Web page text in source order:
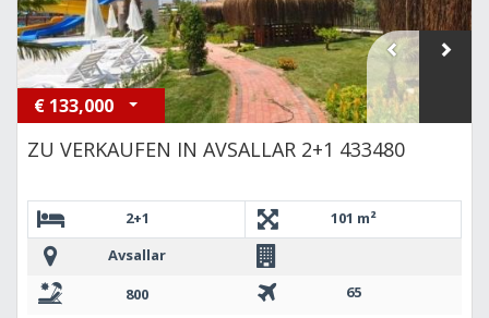
€ 133,000
ZU VERKAUFEN IN AVSALLAR 2+1 433480
2+1
101 m²
Avsallar
800
65